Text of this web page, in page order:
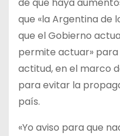
que «la Argentina de
que el Gobierno
permite actuar»
actitud, en el marco
para evitar la
país.
«Yo aviso para que